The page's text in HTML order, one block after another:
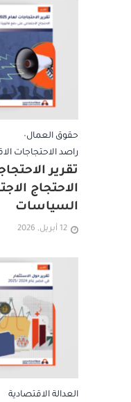
حقوق العمال•
راصد الاحتجاجات
الاحتجاج
السياسات
12 أبريل, 2026
العدالة الاقتصادية